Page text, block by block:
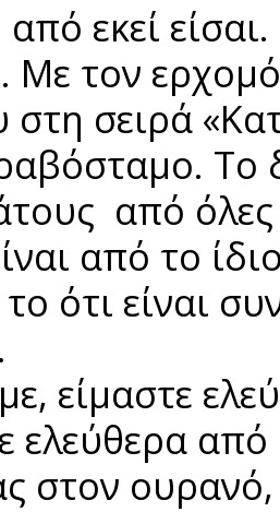
από εκεί
Με τον
στη σειρά
Το
από όλες
από το
ότι είναι
είμαστε
ελεύθερα
στον